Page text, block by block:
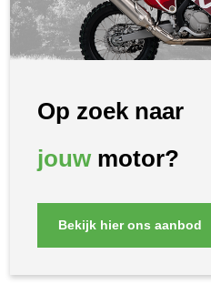
Op zoek naar
jouwmotor?
Bekijk hier ons aanbod